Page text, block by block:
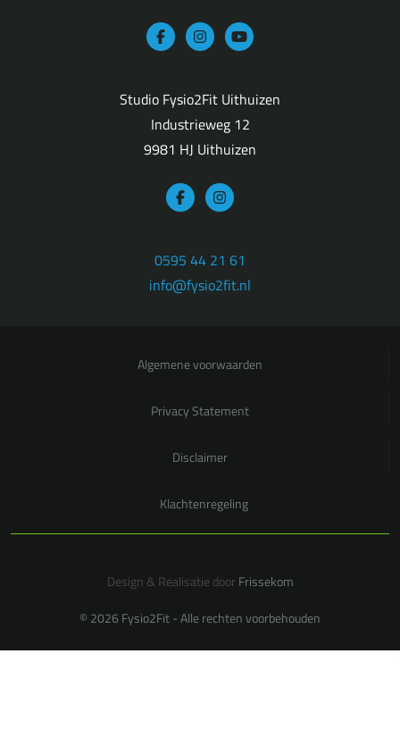
Studio Fysio2Fit Uithuizen
Industrieweg 12
9981 HJ Uithuizen
0595 44 21 61
info@fysio2fit.nl
© 2026 Fysio2Fit - Alle rechten voorbehouden
Algemene voorwaarden
Privacy Statement
Disclaimer
Klachtenregeling
Design & Realisatie doorFrissekom